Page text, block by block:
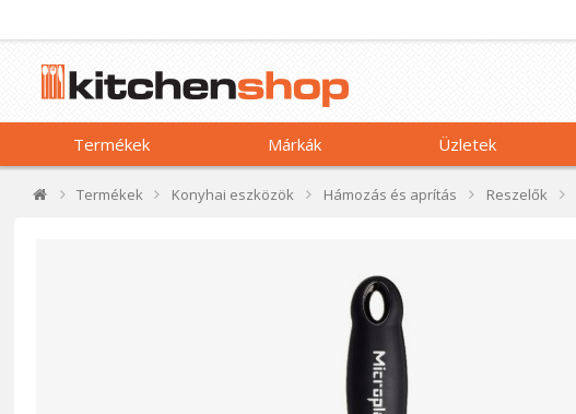
Termékek Márkák Üzletek
Termékek Konyhai eszközök Hámozás és aprítás Reszelők